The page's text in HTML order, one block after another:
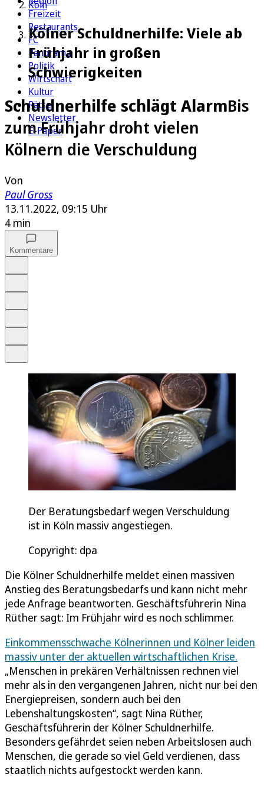
Freizeit
Restaurants
FC
Panorama
Politik
Wirtschaft
Kultur
Rätsel
Newsletter
E-Paper
Köln
Kölner Schuldnerhilfe: Viele ab
Frühjahr in großen
Schwierigkeiten
Schuldnerhilfe schlägt AlarmBis
zum Frühjahr droht vielen
Kölnern die Verschuldung
Von
Paul Gross
13.11.2022, 09:15 Uhr
4 min
Kommentare
Der Beratungsbedarf wegen Verschuldung
ist in Köln massiv angestiegen.
Copyright: dpa
Die Kölner Schuldnerhilfe meldet einen massiven
Anstieg des Beratungsbedarfs und kann nicht mehr
jede Anfrage beantworten. Geschäftsführerin Nina
Rüther sagt: Im Frühjahr wird es noch schlimmer.
Einkommensschwache Kölnerinnen und Kölner leiden
massiv unter der aktuellen wirtschaftlichen Krise.
„Menschen in prekären Verhältnissen rechnen viel
mehr als in den vergangenen Jahren, nicht nur bei den
Energiepreisen, sondern auch bei den
Lebenshaltungskosten“, sagt Nina Rüther,
Geschäftsführerin der Kölner Schuldnerhilfe.
Besonders gefährdet seien neben Arbeitslosen auch
Menschen, die gerade so viel Geld verdienen, dass
staatlich nichts aufgestockt werden kann.